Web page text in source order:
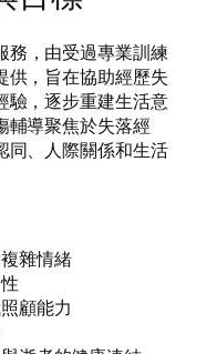
務，由受過專業訓練
供，旨在協助經歷失
驗，逐步重建生活意
輔導聚焦於失落經
同、人際關係和生活
雜情緒
顧能力